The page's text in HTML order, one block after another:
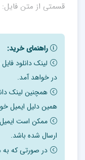
قسمتی از متن فایل:
شكل گيري رفتار،
چالش‌هاي پيش‌روي
.1تحمل ابهام
.2حفظ عينيت
.3تعريف رفتار نابهنجار
تحمل ابهام: يعني
راهنمای خرید:
لینک دانلود
در خواهد آمد.
همچنین لینک
همین دلیل ایمیل
ارسال شده باشد.
در صورتی که به